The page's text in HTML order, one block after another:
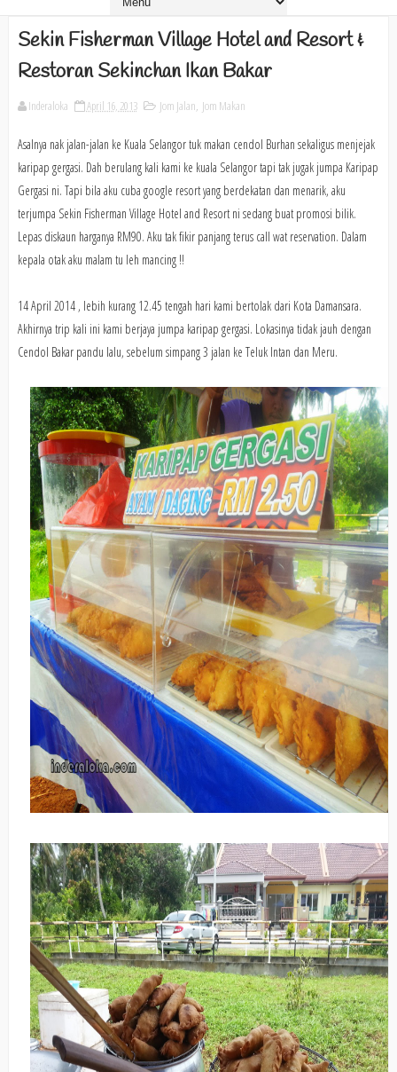
Sekin Fisherman Village Hotel and Resort &
Restoran Sekinchan Ikan Bakar
Inderaloka April 16, 2013 Jom Jalan, Jom Makan
Asalnya nak jalan-jalan ke Kuala Selangor tuk makan cendol Burhan sekaligus menjejak
karipap gergasi. Dah berulang kali kami ke kuala Selangor tapi tak jugak jumpa Karipap
Gergasi ni. Tapi bila aku cuba google resort yang berdekatan dan menarik, aku
terjumpa Sekin Fisherman Village Hotel and Resort ni sedang buat promosi bilik.
Lepas diskaun harganya RM90. Aku tak fikir panjang terus call wat reservation. Dalam
kepala otak aku malam tu leh mancing !!
14 April 2014 , lebih kurang 12.45 tengah hari kami bertolak dari Kota Damansara.
Akhirnya trip kali ini kami berjaya jumpa karipap gergasi. Lokasinya tidak jauh dengan
Cendol Bakar pandu lalu, sebelum simpang 3 jalan ke Teluk Intan dan Meru.